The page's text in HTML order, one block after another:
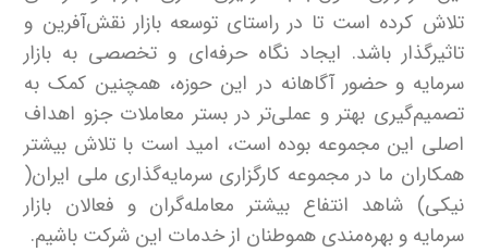
تلاش کرده است تا در راستای توسعه بازار نقش‌آفرین و
تاثیرگذار باشد. ایجاد نگاه حرفه‌ای و تخصصی به بازار
سرمایه و حضور آگاهانه در این حوزه، همچنین کمک به
تصمیم‌گیری بهتر و عملی‌تر در بستر معاملات جزو اهداف
اصلی این مجموعه بوده است، امید است با تلاش بیشتر
همکاران ما در مجموعه کارگزاری سرمایه‌گذاری ملی ایران(
نیکی) شاهد انتفاع بیشتر معامله‌گران و فعالان بازار
سرمایه و بهره‌مندی هموطنان از خدمات این شرکت باشیم.